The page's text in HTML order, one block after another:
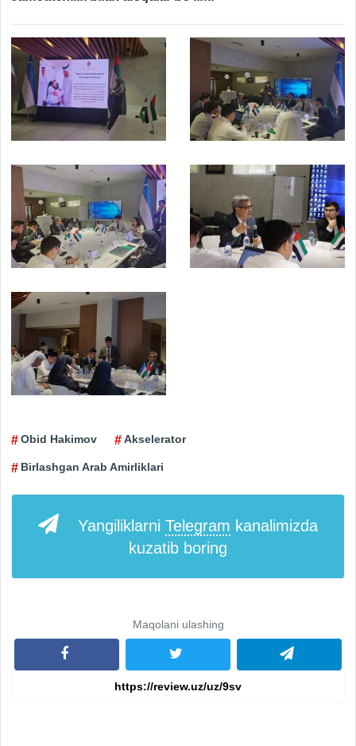
Obid Hakimov Akselerator
Birlashgan Arab Amirliklari
Yangiliklarni Telegram kanalimizda
kuzatib boring
Maqolani ulashing